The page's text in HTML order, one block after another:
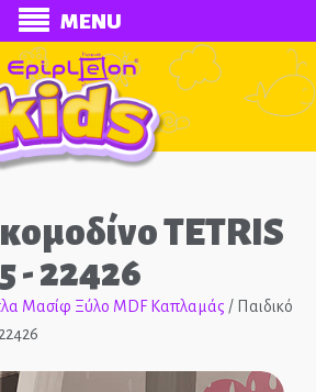
MENU
TETRIS
5 - 22426
Μασίφ Ξύλο MDF Καπλαμάς / Παιδικό